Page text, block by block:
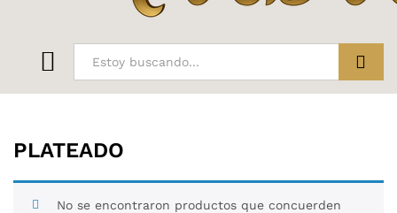
PLATEADO
No se encontraron productos que concuerden